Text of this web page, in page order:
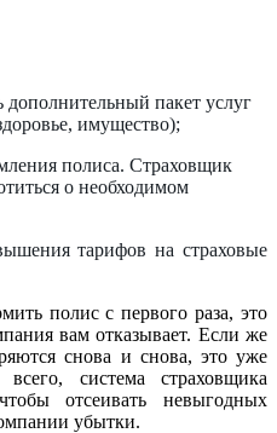
дополнительный пакет услуг
имущество);
полиса. Страховщик
о необходимом
тарифов на страховые
полис с первого раза, это
вам отказывает. Если же
снова и снова, это уже
система страховщика
отсеивать невыгодных
убытки.